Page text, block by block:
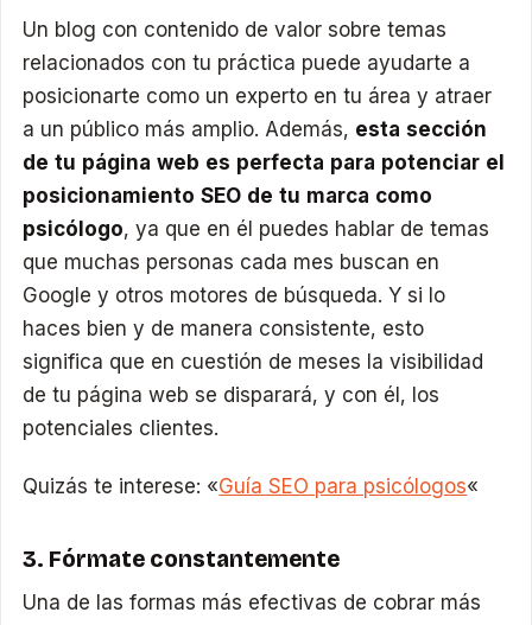
Un blog con contenido de valor sobre temas
relacionados con tu práctica puede ayudarte a
posicionarte como un experto en tu área y atraer
a un público más amplio. Además, esta sección
de tu página web es perfecta para potenciar el
posicionamiento SEO de tu marca como
psicólogo, ya que en él puedes hablar de temas
que muchas personas cada mes buscan en
Google y otros motores de búsqueda. Y si lo
haces bien y de manera consistente, esto
significa que en cuestión de meses la visibilidad
de tu página web se disparará, y con él, los
potenciales clientes.
Quizás te interese: «Guía SEO para psicólogos«
3. Fórmate constantemente
Una de las formas más efectivas de cobrar más